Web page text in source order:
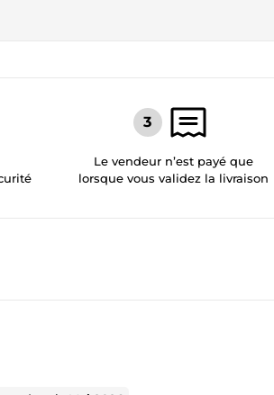
Le vendeur n’est payé que
lorsque vous validez la livraison